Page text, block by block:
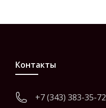
Контакты
+7 (343) 383-35-72